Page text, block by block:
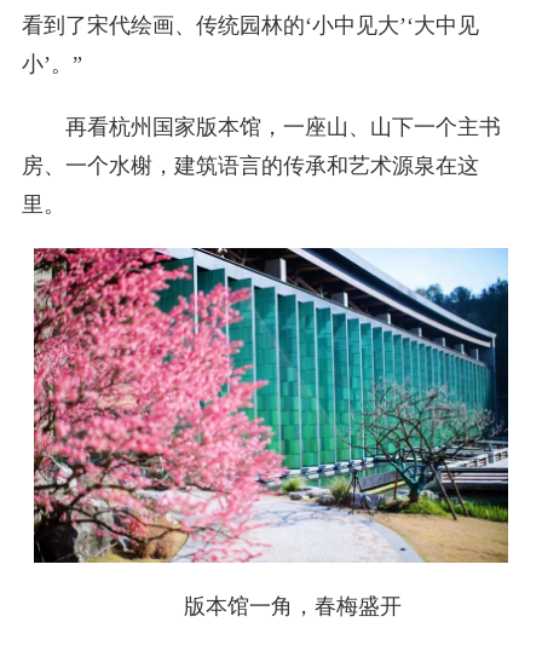
看到了宋代绘画、传统园林的‘小中见大’‘大中见
小’。”
再看杭州国家版本馆，一座山、山下一个主书
房、一个水榭，建筑语言的传承和艺术源泉在这
里。
版本馆一角，春梅盛开